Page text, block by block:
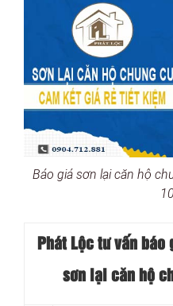
Báo giá sơn lại căn hộ
Phát Lộc tư vấn
sơn lại căn hộ